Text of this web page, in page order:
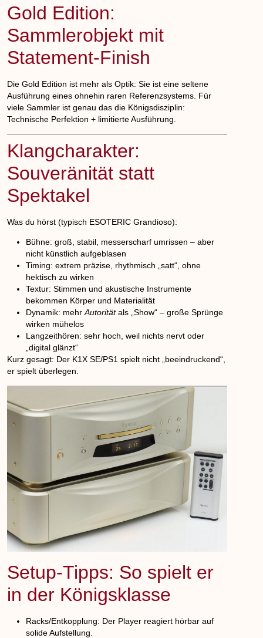
Gold Edition:
Sammlerobjekt mit
Statement-Finish
Die Gold Edition ist mehr als Optik: Sie ist eine seltene
Ausführung eines ohnehin raren Referenzsystems. Für
viele Sammler ist genau das die Königsdisziplin:
Technische Perfektion + limitierte Ausführung.
Klangcharakter:
Souveränität statt
Spektakel
Was du hörst (typisch ESOTERIC Grandioso):
Bühne: groß, stabil, messerscharf umrissen – aber
nicht künstlich aufgeblasen
Timing: extrem präzise, rhythmisch „satt“, ohne
hektisch zu wirken
Textur: Stimmen und akustische Instrumente
bekommen Körper und Materialität
Dynamik: mehrAutoritätals „Show“ – große Sprünge
wirken mühelos
Langzeithören: sehr hoch, weil nichts nervt oder
„digital glänzt“
Kurz gesagt: Der K1X SE/PS1 spielt nicht „beeindruckend“,
er spielt überlegen
Setup-Tipps: So spielt er
in der Königsklasse
Racks/Entkopplung: Der Player reagiert hörbar auf
solide Aufstellung.